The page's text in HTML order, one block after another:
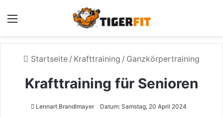
Startseite / Krafttraining / Ganzkörpertraining
Krafttraining für Senioren
Lennart Brandlmayer Datum: Samstag, 20 April 2024